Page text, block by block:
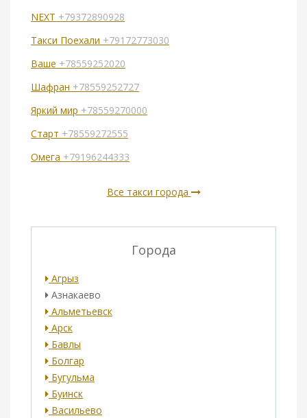
NEXT +79372890928
Такси Поехали +79172773030
Ваше +78559252020
Шафран +78559252727
Яркий мир +78559270000
Старт +78559272555
Омега +79196244333
Все такси города
Города
Агрыз
Азнакаево
Альметьевск
Арск
Бавлы
Болгар
Бугульма
Буинск
Васильево